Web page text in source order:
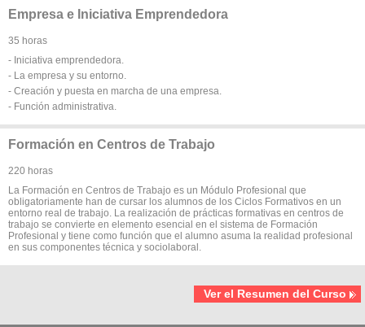
Empresa e Iniciativa Emprendedora
35 horas
- Iniciativa emprendedora.
- La empresa y su entorno.
- Creación y puesta en marcha de una empresa.
- Función administrativa.
Formación en Centros de Trabajo
220 horas
La Formación en Centros de Trabajo es un Módulo Profesional que
obligatoriamente han de cursar los alumnos de los Ciclos Formativos en un
entorno real de trabajo. La realización de prácticas formativas en centros de
trabajo se convierte en elemento esencial en el sistema de Formación
Profesional y tiene como función que el alumno asuma la realidad profesional
en sus componentes técnica y sociolaboral.
Ver el Resumen del Curso